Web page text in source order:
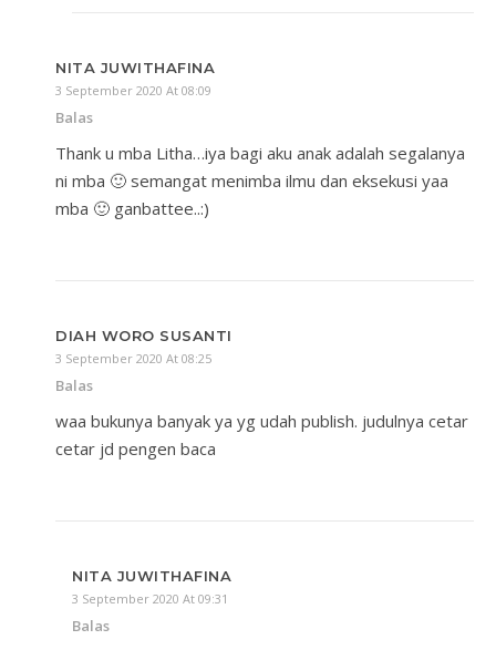
NITA JUWITHAFINA
3 September 2020 At 08:09
Balas
Thank u mba Litha…iya bagi aku anak adalah segalanya
ni mba 🙂 semangat menimba ilmu dan eksekusi yaa
mba 🙂 ganbattee..:)
DIAH WORO SUSANTI
3 September 2020 At 08:25
Balas
waa bukunya banyak ya yg udah publish. judulnya cetar
cetar jd pengen baca
NITA JUWITHAFINA
3 September 2020 At 09:31
Balas